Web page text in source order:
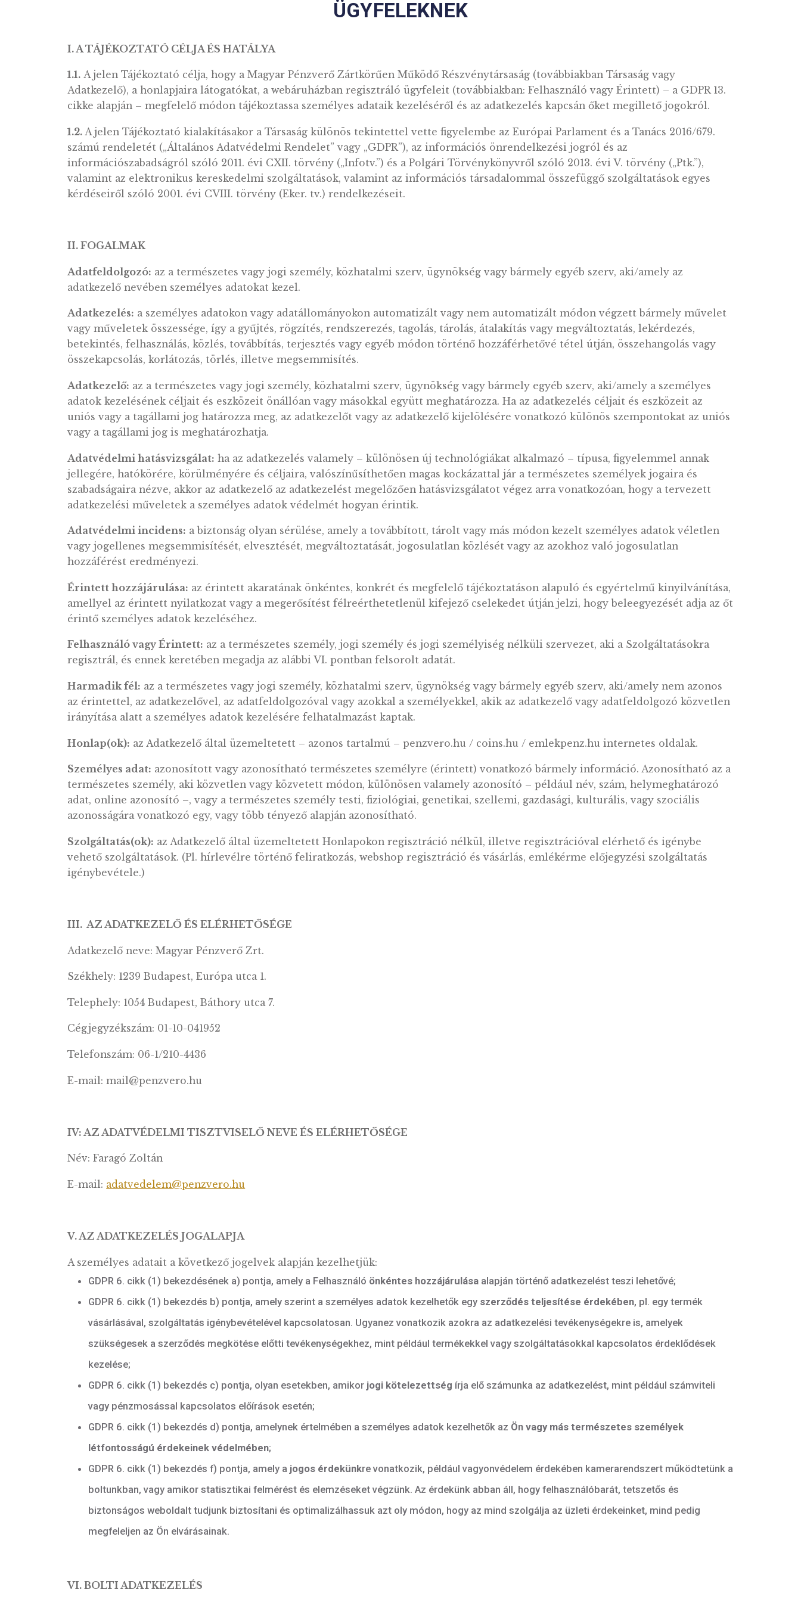
ÜGYFELEKNEK
I. A TÁJÉKOZTATÓ CÉLJA ÉS HATÁLYA
1.1.A jelen Tájékoztató célja, hogy a Magyar Pénzverő Zártkörűen Működő Részvénytársaság (továbbiakban Társaság vagy
Adatkezelő), a honlapjaira látogatókat, a webáruházban regisztráló ügyfeleit (továbbiakban: Felhasználó vagy Érintett) – a
cikke alapján – megfelelő módon tájékoztassa személyes adataik kezeléséről és az adatkezelés kapcsán őket megillető
számú rendeletét („Általános Adatvédelmi Rendelet” vagy „GDPR”), az információs önrendelkezési jogról és az
valamint az elektronikus kereskedelmi szolgáltatások, valamint az információs társadalommal összefüggő szolgáltatások
kérdéseiről szóló 2001. évi CVIII. törvény (Eker. tv.) rendelkezéseit.
II. FOGALMAK
Adatfeldolgozó:az a természetes vagy jogi személy, közhatalmi szerv, ügynökség vagy bármely egyéb szerv, aki/amely az
adatkezelő nevében személyes adatokat kezel.
Adatkezelés:a személyes adatokon vagy adatállományokon automatizált vagy nem automatizált módon végzett bármely
betekintés, felhasználás, közlés, továbbítás, terjesztés vagy egyéb módon történő hozzáférhetővé tétel útján, összehangolás
összekapcsolás, korlátozás, törlés, illetve megsemmisítés.
Adatkezelő:az a természetes vagy jogi személy, közhatalmi szerv, ügynökség vagy bármely egyéb szerv, aki/amely a
adatok kezelésének céljait és eszközeit önállóan vagy másokkal együtt meghatározza. Ha az adatkezelés céljait és eszközeit az
uniós vagy a tagállami jog határozza meg, az adatkezelőt vagy az adatkezelő kijelölésére vonatkozó különös szempontokat az
vagy a tagállami jog is meghatározhatja.
Adatvédelmi hatásvizsgálat:ha az adatkezelés valamely – különösen új technológiákat alkalmazó – típusa, figyelemmel
jellegére, hatókörére, körülményére és céljaira, valószínűsíthetően magas kockázattal jár a természetes személyek jogaira és
szabadságaira nézve, akkor az adatkezelő az adatkezelést megelőzően hatásvizsgálatot végez arra vonatkozóan, hogy a
adatkezelési műveletek a személyes adatok védelmét hogyan érintik.
vagy jogellenes megsemmisítését, elvesztését, megváltoztatását, jogosulatlan közlését vagy az azokhoz való jogosulatlan
hozzáférést eredményezi.
Érintett hozzájárulása:az érintett akaratának önkéntes, konkrét és megfelelő tájékoztatáson alapuló és egyértelmű
érintő személyes adatok kezeléséhez.
Felhasználó vagy Érintett:az a természetes személy, jogi személy és jogi személyiség nélküli szervezet, aki a
regisztrál, és ennek keretében megadja az alábbi VI. pontban felsorolt adatát.
Harmadik fél:az a természetes vagy jogi személy, közhatalmi szerv, ügynökség vagy bármely egyéb szerv, aki/amely nem
az érintettel, az adatkezelővel, az adatfeldolgozóval vagy azokkal a személyekkel, akik az adatkezelő vagy adatfeldolgozó
Honlap(ok):az Adatkezelő által üzemeltetett – azonos tartalmú – penzvero.hu / coins.hu / emlekpenz.hu internetes oldalak.
Személyes adat:azonosított vagy azonosítható természetes személyre (érintett) vonatkozó bármely információ.
adat, online azonosító –, vagy a természetes személy testi, fiziológiai, genetikai, szellemi, gazdasági, kulturális, vagy szociális
azonosságára vonatkozó egy, vagy több tényező alapján azonosítható.
Szolgáltatás(ok):az Adatkezelő által üzemeltetett Honlapokon regisztráció nélkül, illetve regisztrációval elérhető és igénybe
vehető szolgáltatások. (Pl. hírlevélre történő feliratkozás, webshop regisztráció és vásárlás, emlékérme előjegyzési
III. AZ ADATKEZELŐ ÉS ELÉRHETŐSÉGE
Adatkezelő neve: Magyar Pénzverő Zrt.
Székhely: 1239 Budapest, Európa utca 1.
Cégjegyzékszám: 01-10-041952
Telefonszám: 06-1/210-4436
E-mail: mail@penzvero.hu
IV: AZ ADATVÉDELMI TISZTVISELŐ NEVE ÉS ELÉRHETŐSÉGE
Név: Faragó Zoltán
V. AZ ADATKEZELÉS JOGALAPJA
A személyes adatait a következő jogelvek alapján kezelhetjük:
GDPR 6. cikk (1) bekezdésének a) pontja, amely a Felhasználó